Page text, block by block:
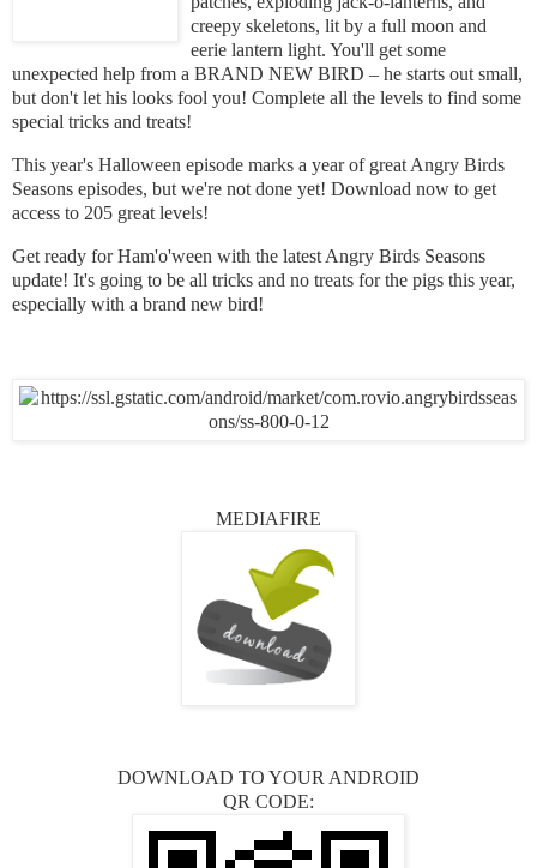
creepy skeletons, lit by a full moon and
eerie lantern light. You'll get some
unexpected help from a BRAND NEW BIRD – he starts out small,
but don't let his looks fool you! Complete all the levels to find some
special tricks and treats!
This year's Halloween episode marks a year of great Angry Birds
Seasons episodes, but we're not done yet! Download now to get
access to 205 great levels!
Get ready for Ham'o'ween with the latest Angry Birds Seasons
update! It's going to be all tricks and no treats for the pigs this year,
especially with a brand new bird!
MEDIAFIRE
DOWNLOAD TO YOUR ANDROID
QR CODE: